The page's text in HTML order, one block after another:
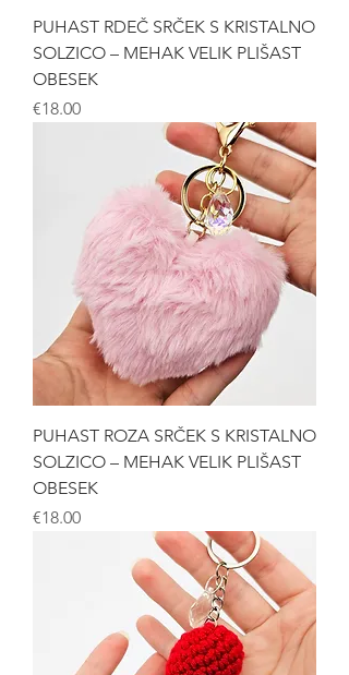
PUHAST RDEČ SRČEK S KRISTALNO
SOLZICO – MEHAK VELIK PLIŠAST
OBESEK
Price
€18.00
PUHAST ROZA SRČEK S KRISTALNO
SOLZICO – MEHAK VELIK PLIŠAST
OBESEK
Price
€18.00